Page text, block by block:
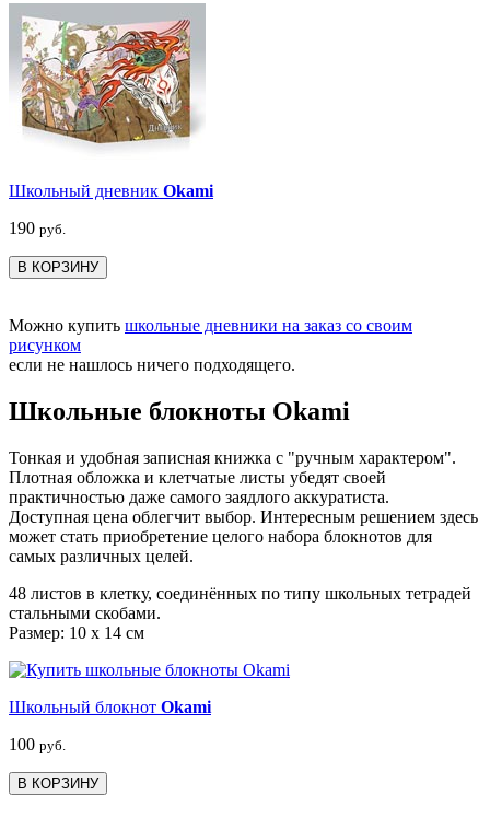
Школьный дневник Okami
190 руб.
В КОРЗИНУ
Можно купить школьные дневники на заказ со своим
рисунком
если не нашлось ничего подходящего.
Школьные блокноты Okami
Тонкая и удобная записная книжка с "ручным характером".
Плотная обложка и клетчатые листы убедят своей
практичностью даже самого заядлого аккуратиста.
Доступная цена облегчит выбор. Интересным решением здесь
может стать приобретение целого набора блокнотов для
самых различных целей.
48 листов в клетку, соединённых по типу школьных тетрадей
стальными скобами.
Размер: 10 x 14 см
Школьный блокнот Okami
100 руб.
В КОРЗИНУ